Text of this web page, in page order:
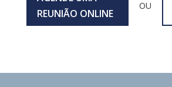
REUNIÃO ONLINE
OU